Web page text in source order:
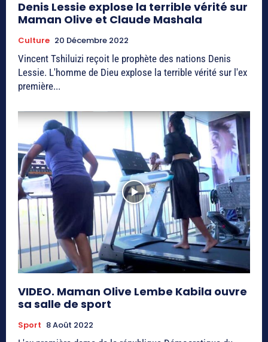
Denis Lessie explose la terrible vérité sur
Maman Olive et Claude Mashala
Culture 20 Décembre 2022
Vincent Tshiluizi reçoit le prophète des nations Denis
Lessie. L'homme de Dieu explose la terrible vérité sur l'ex
première...
VIDEO. Maman Olive Lembe Kabila ouvre
sa salle de sport
Sport 8 Août 2022